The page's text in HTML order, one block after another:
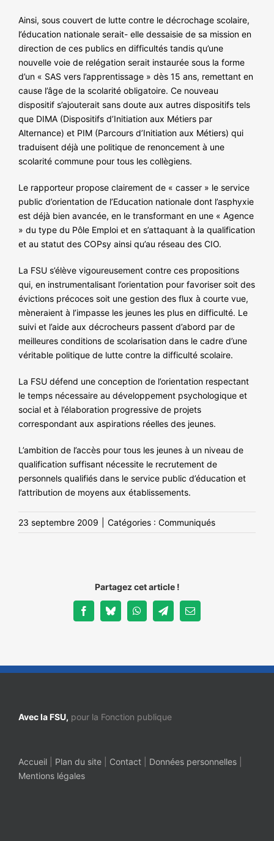
Ainsi, sous couvert de lutte contre le décrochage scolaire,
l’éducation nationale serait- elle dessaisie de sa mission en
direction de ces publics en difficultés tandis qu’une
nouvelle voie de relégation serait instaurée sous la forme
d’un « SAS vers l’apprentissage » dès 15 ans, remettant en
cause l’âge de la scolarité obligatoire. Ce nouveau
dispositif s’ajouterait sans doute aux autres dispositifs tels
que DIMA (Dispositifs d’Initiation aux Métiers par
Alternance) et PIM (Parcours d’Initiation aux Métiers) qui
traduisent déjà une politique de renoncement à une
scolarité commune pour tous les collègiens.
Le rapporteur propose clairement de « casser » le service
public d’orientation de l’Education nationale dont l’asphyxie
est déjà bien avancée, en le transformant en une « Agence
» du type du Pôle Emploi et en s’attaquant à la qualification
et au statut des COPsy ainsi qu’au réseau des CIO.
La FSU s’élève vigoureusement contre ces propositions
qui, en instrumentalisant l’orientation pour favoriser soit des
évictions précoces soit une gestion des flux à courte vue,
mèneraient à l’impasse les jeunes les plus en difficulté. Le
suivi et l’aide aux décrocheurs passent d’abord par de
meilleures conditions de scolarisation dans le cadre d’une
véritable politique de lutte contre la difficulté scolaire.
La FSU défend une conception de l’orientation respectant
le temps nécessaire au développement psychologique et
social et à l’élaboration progressive de projets
correspondant aux aspirations réelles des jeunes.
L’ambition de l’accès pour tous les jeunes à un niveau de
qualification suffisant nécessite le recrutement de
personnels qualifiés dans le service public d’éducation et
l’attribution de moyens aux établissements.
23 septembre 2009 Catégories : Communiqués
Partagez cet article !
FacebookBlueskyWhatsAppTelegramEmail
Avec la FSU, pour la Fonction publique
Accueil Plan du site Contact Données personnelles
Mentions légales